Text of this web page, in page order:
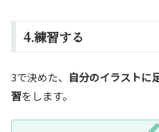
4.練習する
3で決めた、 自分のイラストに
習をします。